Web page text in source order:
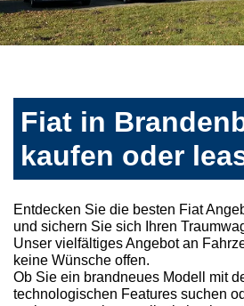
Fiat in
kaufen oder
Entdecken Sie die besten Fiat
und sichern Sie sich Ihren
Unser vielfältiges Angebot an
keine Wünsche offen.
Ob Sie ein brandneues Modell mit
technologischen Features suchen